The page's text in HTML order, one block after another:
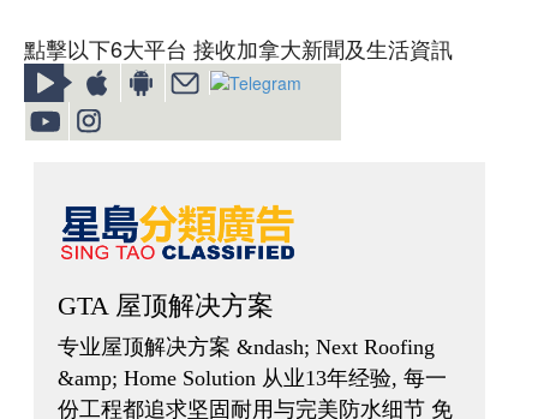
點擊以下6大平台 接收加拿大新聞及生活資訊